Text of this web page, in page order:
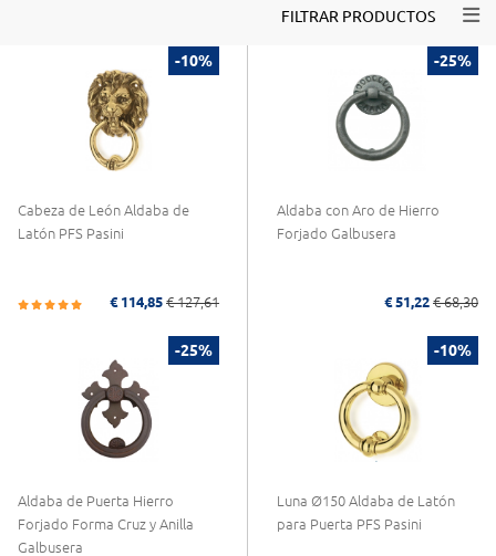
FILTRAR PRODUCTOS
-10%
Cabeza de León Aldaba de
Latón PFS Pasini
€ 114,85 € 127,61
-25%
Aldaba con Aro de Hierro
Forjado Galbusera
€ 51,22 € 68,30
-25%
Aldaba de Puerta Hierro
Forjado Forma Cruz y Anilla
Galbusera
-10%
Luna Ø150 Aldaba de Latón
para Puerta PFS Pasini